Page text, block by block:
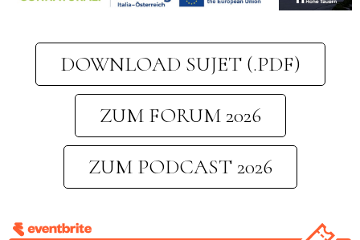
DOWNLOAD SUJET (.PDF)
ZUM FORUM 2026
ZUM PODCAST 2026